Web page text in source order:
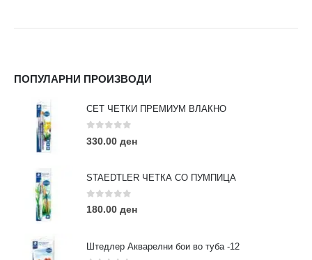
ПОПУЛАРНИ ПРОИЗВОДИ
СЕТ ЧЕТКИ ПРЕМИУМ ВЛАКНО
0 out of 5
330.00 ден
STAEDTLER ЧЕТКА СО ПУМПИЦА
0 out of 5
180.00 ден
Штедлер Акварелни бои во туба -12